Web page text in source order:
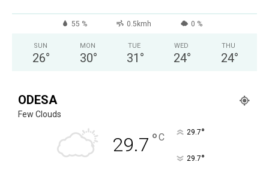
55 % 0.5kmh 0 %
SUN
26°
MON
30°
TUE
31 °
WED
24°
THU
24°
ODESA
Few Clouds
29.7 °C 29.7°
29.7°